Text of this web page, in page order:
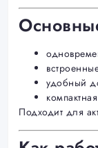
удобный
Подходит для